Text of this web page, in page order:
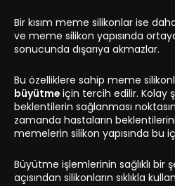
Bir kısım meme silikonlar ise
ve meme silikon yapısında
sonucunda dışarıya akmazlar.
Bu özelliklere sahip meme
büyütme için tercih edilir. Kolay
beklentilerin sağlanması
zamanda hastaların
memelerin silikon yapısında bu
Büyütme işlemlerinin sağlıklı bir
açısından silikonların sıklıkla